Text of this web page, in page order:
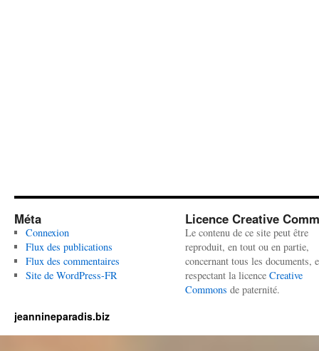
Méta
Connexion
Flux des publications
Flux des commentaires
Site de WordPress-FR
Licence Creative
Le contenu de ce site peut être
reproduit, en tout ou en partie,
concernant tous les documents,
respectant la licence Creative
Commons de paternité.
jeannineparadis.biz